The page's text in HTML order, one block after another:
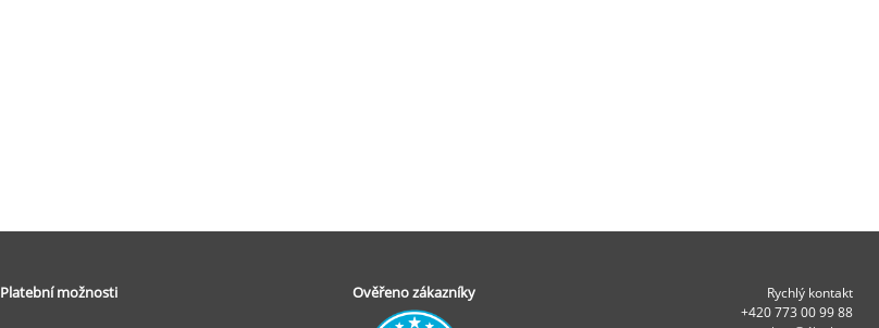
Rychlý kontakt
+420 773 00 99 88
Platební možnosti Ověřeno zákazníky